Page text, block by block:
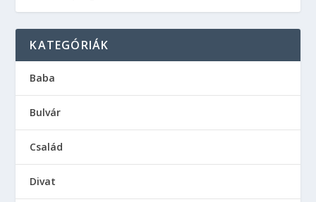
KATEGÓRIÁK
Baba
Bulvár
Család
Divat